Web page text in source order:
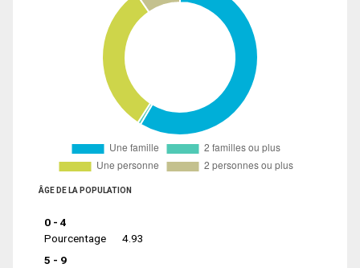
ÂGE DE LA POPULATION
0 - 4
Pourcentage
4.93
5 - 9